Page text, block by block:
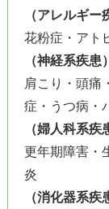
（アレルギー
花粉症・アト
（神経系疾患）
肩こり・頭痛
症・うつ病・
（婦人科系疾
更年期障害・
炎
（消化器系疾